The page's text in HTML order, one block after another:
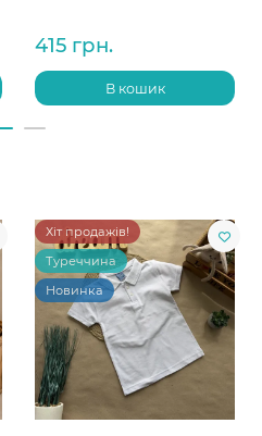
415 грн.
В кошик
Хіт продажів!
Туреччина
Новинка